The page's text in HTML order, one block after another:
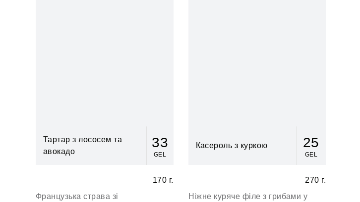
Тартар з лососем та
авокадо
33
GEL
170 г.
Французька страва зі
Касероль з куркою 25
GEL
270 г.
Ніжне куряче філе з грибами у